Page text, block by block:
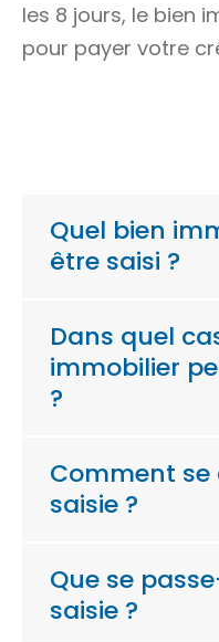
les 8 jours, le bien
pour payer votre
Quel bien
être saisi ?
Dans quel
immobilier
?
Comment se
saisie ?
Que se
saisie ?